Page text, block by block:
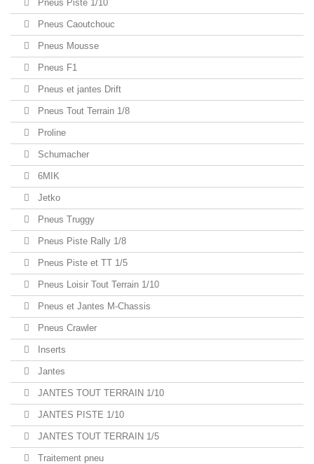
Pneus Piste 1/10
Pneus Caoutchouc
Pneus Mousse
Pneus F1
Pneus et jantes Drift
Pneus Tout Terrain 1/8
Proline
Schumacher
6MIK
Jetko
Pneus Truggy
Pneus Piste Rally 1/8
Pneus Piste et TT 1/5
Pneus Loisir Tout Terrain 1/10
Pneus et Jantes M-Chassis
Pneus Crawler
Inserts
Jantes
JANTES TOUT TERRAIN 1/10
JANTES PISTE 1/10
JANTES TOUT TERRAIN 1/5
Traitement pneu